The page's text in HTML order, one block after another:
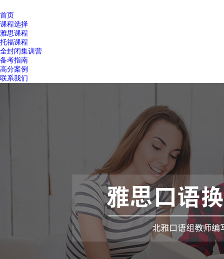
首页
课程选择
雅思课程
托福课程
全封闭集训营
备考指南
高分案例
联系我们